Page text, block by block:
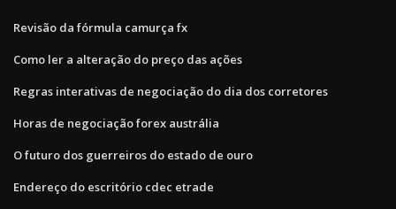
Revisão da fórmula camurça fx
Como ler a alteração do preço das ações
Regras interativas de negociação do dia dos corretores
Horas de negociação forex austrália
O futuro dos guerreiros do estado de ouro
Endereço do escritório cdec etrade